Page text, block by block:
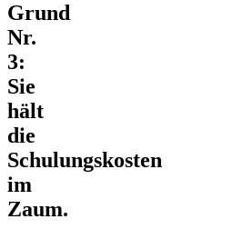
Grund
Nr.
3:
Sie
hält
die
Schulungskosten
im
Zaum.